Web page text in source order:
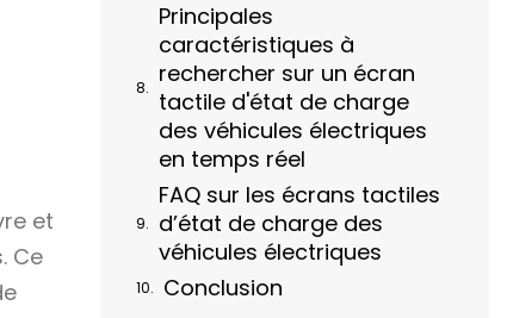
et
Ce
Principales
caractéristiques à
rechercher sur un écran
tactile d'état de charge
des véhicules électriques
en temps réel
FAQ sur les écrans tactiles
d’état de charge des
véhicules électriques
Conclusion